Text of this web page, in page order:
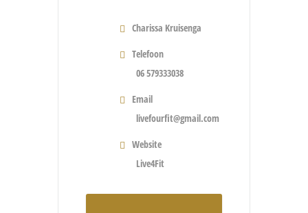
Charissa Kruisenga
Telefoon
06 579333038
Email
livefourfit@gmail.com
Website
Live4Fit